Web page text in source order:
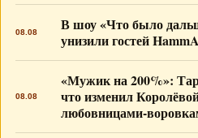
08.08
В шоу «Что было
унизили гостей
08.08
«Мужик на 200%»:
что изменил
любовницами-